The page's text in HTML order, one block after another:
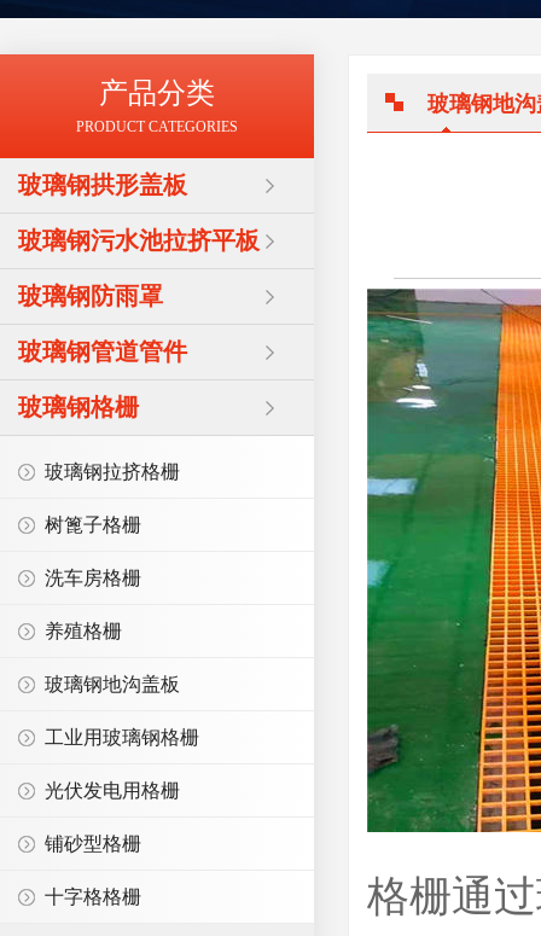
产品分类
PRODUCT CATEGORIES
玻璃钢拱形盖板
玻璃钢污水池拉挤平板
玻璃钢防雨罩
玻璃钢管道管件
玻璃钢格栅
玻璃钢拉挤格栅
树篦子格栅
洗车房格栅
养殖格栅
玻璃钢地沟盖板
工业用玻璃钢格栅
光伏发电用格栅
铺砂型格栅
十字格格栅
玻璃钢地沟
格栅通